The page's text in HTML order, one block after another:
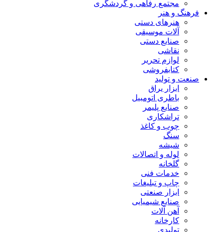
مجتمع رفاهی و گردشگری
فرهنگ و هنر
هنرهای دستی
آلات موسیقی
صنایع دستی
نقاشی
لوازم تحریر
کتابفروشی
صنعت و تولید
ابزار یراق
باطری اتومبیل
صنایع پلیمر
تراشکاری
چوب و کاغذ
سنگ
شیشه
لوله و اتصالات
گلخانه
خدمات فنی
چاپ و تبلیغات
ابزار صنعتی
صنایع شیمیایی
آهن آلات
کارخانه
تولیدی